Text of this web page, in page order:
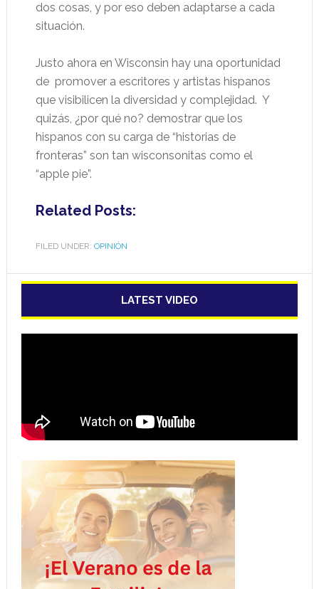
dos cosas, y por eso deben adaptarse a cada
situación.
Justo ahora en Wisconsin hay una oportunidad
de promover a escritores y artistas hispanos
que visibilicen la diversidad y complejidad. Y
quizás, ¿por qué no? demostrar que los
hispanos con su carga de “historias de
fronteras” son tan wisconsonitas como el
“apple pie”.
Related Posts:
FILED UNDER: OPINIÓN
LATEST VIDEO